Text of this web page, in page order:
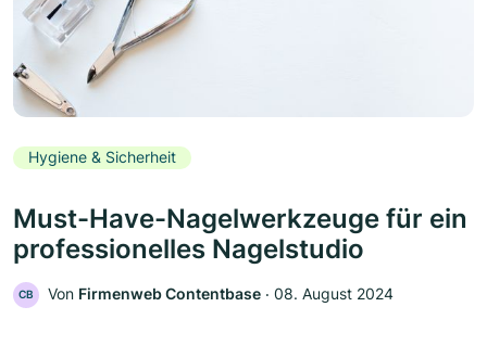
Hygiene & Sicherheit
Must-Have-Nagelwerkzeuge für ein
professionelles Nagelstudio
CB Von Firmenweb Contentbase ‧ 08. August 2024